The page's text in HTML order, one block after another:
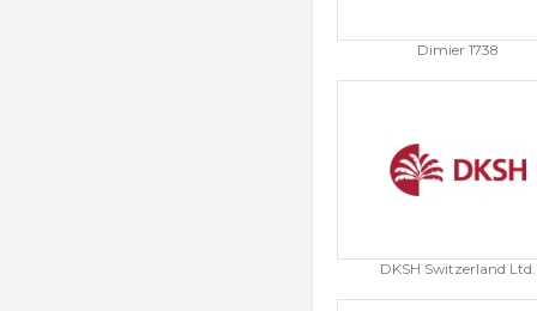
Dimier 1738
DKSH Switzerland Ltd.